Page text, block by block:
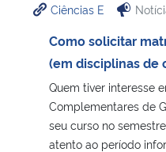
Ministério da Cidadania
Ministério de Minas e Energia
Ministério da Ciência, Tecnologia,
Ciências E
Como solicitar
(em disciplinas de
Quem tiver interesse
Complementares de
seu curso no
atento ao período